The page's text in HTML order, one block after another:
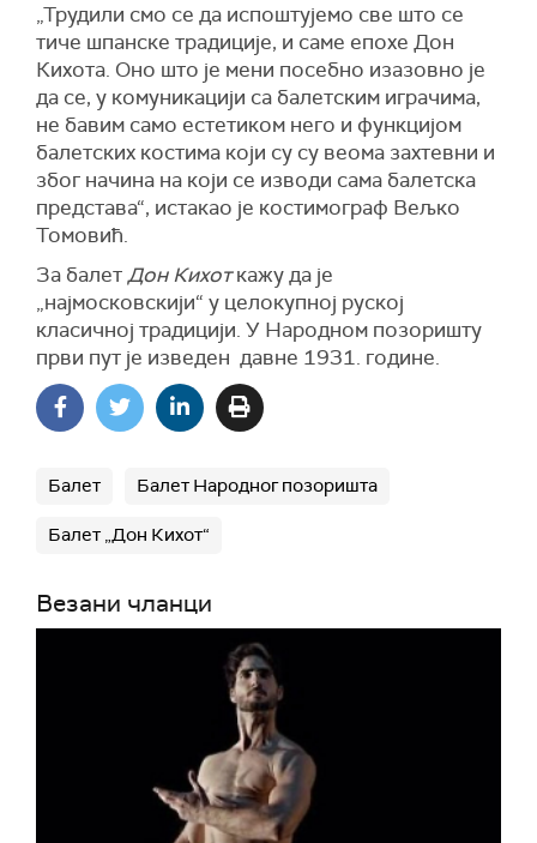
„Трудили смо се да испоштујемо све што се
тиче шпанске традиције, и саме епохе Дон
Кихота. Оно што је мени посебно изазовно је
да се, у комуникацији са балетским играчима,
не бавим само естетиком него и функцијом
балетских костима који су су веома захтевни и
због начина на који се изводи сама балетска
представа“, истакао је костимограф Вељко
Томовић.
За балетДон Кихоткажу да је
„најмосковскији“ у целокупној руској
класичној традицији. У Народном позоришту
први пут је изведен давне 1931. године.
Балет Балет Народног позоришта
Балет „Дон Кихот“
Везани чланци